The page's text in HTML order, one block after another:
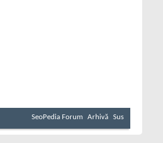
SeoPedia Forum Arhivă Sus